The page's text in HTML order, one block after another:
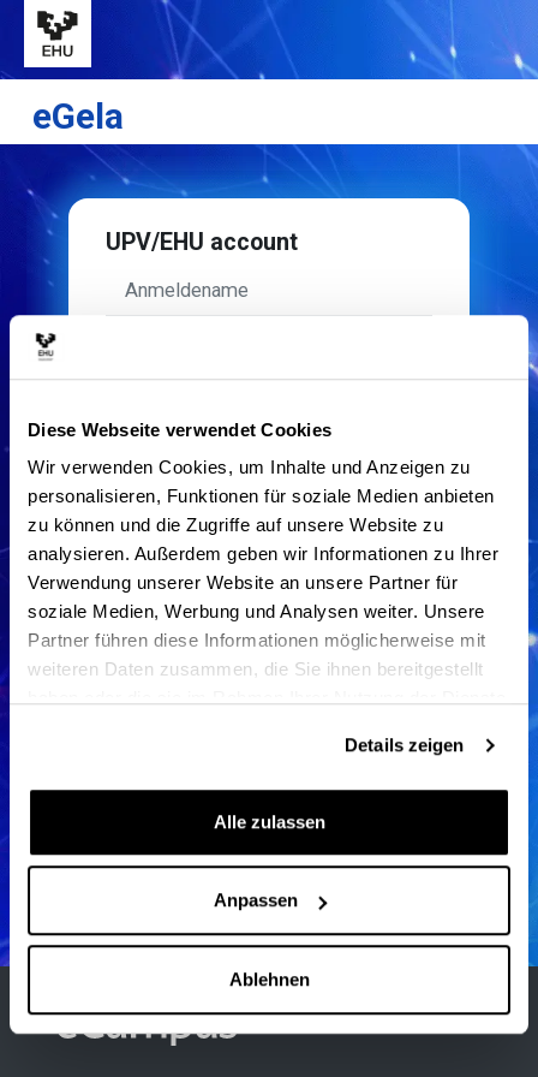
Diese Webseite verwendet Cookies
Wir verwenden Cookies, um Inhalte und Anzeigen zu
personalisieren, Funktionen für soziale Medien anbieten
zu können und die Zugriffe auf unsere Website zu
analysieren. Außerdem geben wir Informationen zu Ihrer
Verwendung unserer Website an unsere Partner für
soziale Medien, Werbung und Analysen weiter. Unsere
Partner führen diese Informationen möglicherweise mit
weiteren Daten zusammen, die Sie ihnen bereitgestellt
Details zeigen
Alle zulassen
Anpassen
Ablehnen
Zum Hauptinhalt
eGela
UPV/EHU account
Deutsch ‎(de)‎
Cookie-
Hinweis
Benutzer-Supportzentrum
Ikasgela Birtualen Kudeatzailea
Datuen Tratamendua - Espediente